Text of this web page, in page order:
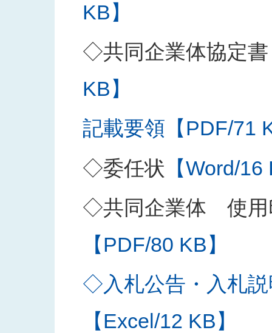
KB】
◇共同企業体協定書
KB】
記載要領【PDF/71
◇委任状 【Word/
◇共同企業体 使用
【PDF/80 KB】
◇入札公告・入札
【Excel/12 KB】